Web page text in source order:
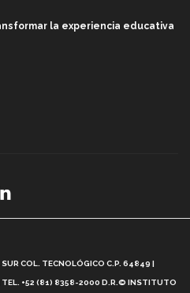
la experiencia educativa
Educativo Tec? (video)
COL. TECNOLÓGICO C.P. 64849 |
| TEL. +52 (81) 8358-2000 D.R.© INSTITUTO